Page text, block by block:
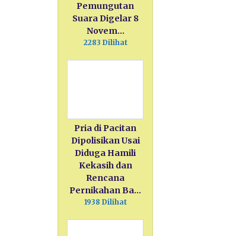
Pemungutan
Suara Digelar 8
Novem…
2283 Dilihat
Pria di Pacitan
Dipolisikan Usai
Diduga Hamili
Kekasih dan
Rencana
Pernikahan Ba…
1938 Dilihat